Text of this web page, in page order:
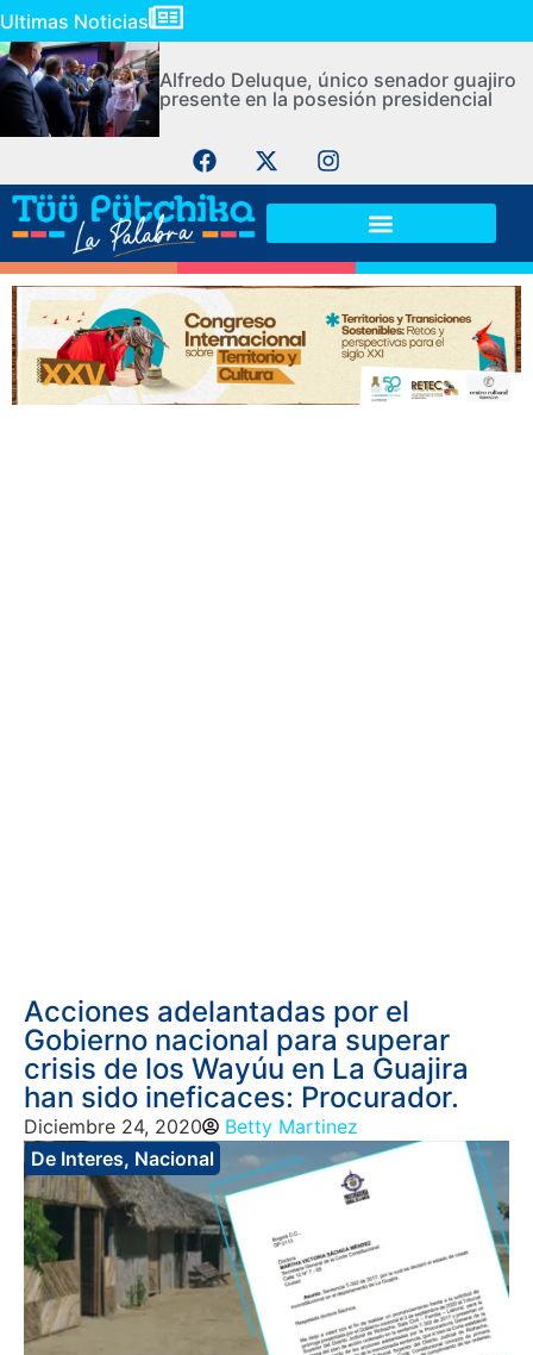
Ultimas Noticias
Alfredo Deluque, único senador guajiro
presente en la posesión presidencial
Acciones adelantadas por el
Gobierno nacional para superar
crisis de los Wayúu en La Guajira
han sido ineficaces: Procurador.
Diciembre 24, 2020
Betty Martinez
De Interes, Nacional